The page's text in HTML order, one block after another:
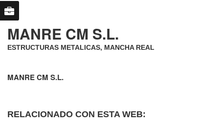
MANRE CM S.L.
ESTRUCTURAS METALICAS, MANCHA REAL
MANRE CM S.L.
RELACIONADO CON ESTA WEB: